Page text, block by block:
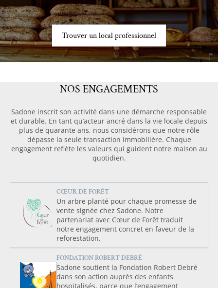
Trouver un local professionnel
NOS ENGAGEMENTS
Sadone inscrit son activité dans une démarche responsable
et durable. En tant qu’acteur ancré dans la vie locale depuis
plus de quarante ans, nous considérons que notre rôle
dépasse la seule transaction immobilière. Chaque
engagement reflète les valeurs qui guident notre maison au
quotidien.
CŒUR DE FORÊT
Un arbre planté pour chaque promesse de
vente signée chez Sadone. Notre
partenariat avec Cœur de Forêt traduit
notre engagement concret en faveur de la
reforestation.
FONDATION ROBERT DEBRÉ
Sadone soutient la Fondation Robert Debré
dans son action auprès des enfants
hospitalisés, parce que l’engagement